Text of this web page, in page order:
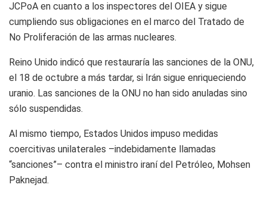
JCPoA en cuanto a los inspectores del OIEA y sigue
cumpliendo sus obligaciones en el marco del Tratado de
No Proliferación de las armas nucleares.
Reino Unido indicó que restauraría las sanciones de la ONU,
el 18 de octubre a más tardar, si Irán sigue enriqueciendo
uranio. Las sanciones de la ONU no han sido anuladas sino
sólo suspendidas.
Al mismo tiempo, Estados Unidos impuso medidas
coercitivas unilaterales –indebidamente llamadas
“sanciones”– contra el ministro iraní del Petróleo, Mohsen
Paknejad.